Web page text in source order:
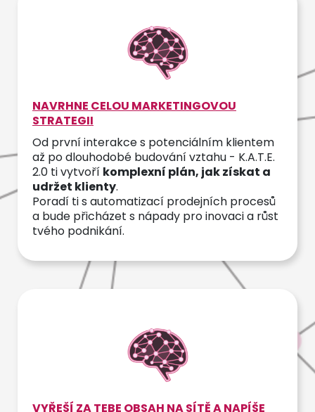
NAVRHNE CELOU MARKETINGOVOU
STRATEGII
Od první interakce s potenciálním klientem
až po dlouhodobé budování vztahu - K.A.T.E.
2.0 ti vytvoří komplexní plán, jak získat a
udržet klienty.
Poradí ti s automatizací prodejních procesů
a bude přicházet s nápady pro inovaci a růst
tvého podnikání.
VYŘEŠÍ ZA TEBE OBSAH NA SÍTĚ A NAPÍŠE